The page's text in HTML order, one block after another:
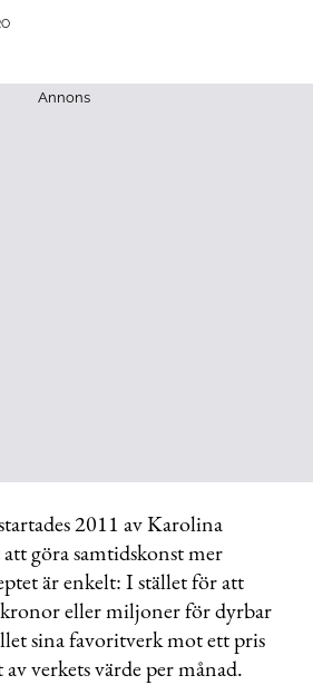
Annons
2011 av Karolina
göra samtidskonst mer
är enkelt: I stället för att
kronor eller miljoner för dyrbar
sina favoritverk mot ett pris
verkets värde per månad.